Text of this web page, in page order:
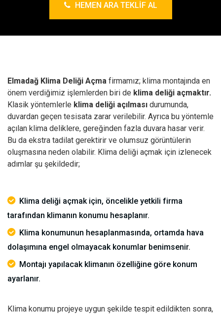
HEMEN ARA TEKLIF AL
Elmadağ Klima Deliği Açma firmamız; klima montajında en
önem verdiğimiz işlemlerden biri de klima deliği açmaktır.
Klasik yöntemlerle klima deliği açılması durumunda,
duvardan geçen tesisata zarar verilebilir. Ayrıca bu yöntemle
açılan klima deliklere, gereğinden fazla duvara hasar verir.
Bu da ekstra tadilat gerektirir ve olumsuz görüntülerin
oluşmasına neden olabilir. Klima deliği açmak için izlenecek
adımlar şu şekildedir;
Klima deliği açmak için, öncelikle yetkili firma
tarafından klimanın konumu hesaplanır.
Klima konumunun hesaplanmasında, ortamda hava
dolaşımına engel olmayacak konumlar benimsenir.
Montajı yapılacak klimanın özelliğine göre konum
ayarlanır.
Klima konumu projeye uygun şekilde tespit edildikten sonra,